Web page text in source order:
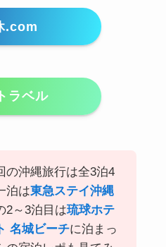
.com
ラベル
の沖縄旅行は全3泊4
泊は東急ステイ沖縄
2～3泊目は琉球ホテ
名城ビーチに泊まっ